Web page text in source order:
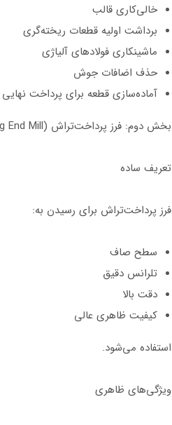
خالی‌کاری قالب
برداشت اولیه قطعات ریخته‌گری
ماشینکاری فولادهای آلیاژی
حذف اضافات جوش
آماده‌سازی قطعه برای پرداخت نهایی
بخش دوم: فرز پرداخت‌تراش (Finishing End Mill) چیست؟
تعریف ساده
فرز پرداخت‌تراش برای رسیدن به:
سطح صاف
تلرانس دقیق
دقت بالا
کیفیت ظاهری عالی
استفاده می‌شود.
ویژگی‌های ظاهری